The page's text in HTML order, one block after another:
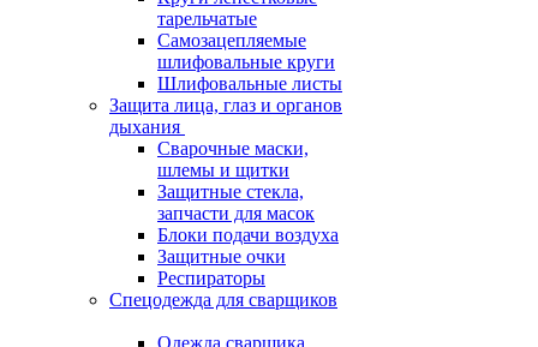
тарельчатые
Самозацепляемые
шлифовальные круги
Шлифовальные листы
Защита лица, глаз и органов
дыхания
Сварочные маски,
шлемы и щитки
Защитные стекла,
запчасти для масок
Блоки подачи воздуха
Защитные очки
Респираторы
Спецодежда для сварщиков
Одежда сварщика